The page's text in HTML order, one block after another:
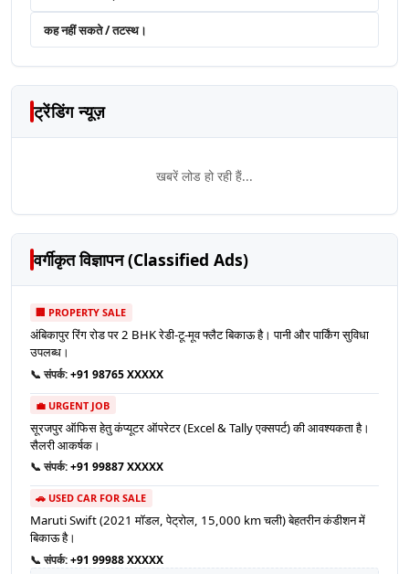
कह नहीं सकते / तटस्थ।
ट्रेंडिंग न्यूज़
खबरें लोड हो रही हैं...
वर्गीकृत विज्ञापन (Classified Ads)
🏢 PROPERTY SALE
अंबिकापुर रिंग रोड पर 2 BHK रेडी-टू-मूव फ्लैट बिकाऊ है। पानी और पार्किंग सुविधा
उपलब्ध।
📞 संपर्क:+91 98765 XXXXX
💼 URGENT JOB
सूरजपुर ऑफिस हेतु कंप्यूटर ऑपरेटर (Excel & Tally एक्सपर्ट) की आवश्यकता है।
सैलरी आकर्षक।
📞 संपर्क:+91 99887 XXXXX
🚗 USED CAR FOR SALE
Maruti Swift (2021 मॉडल, पेट्रोल, 15,000 km चली) बेहतरीन कंडीशन में
बिकाऊ है।
📞 संपर्क:+91 99988 XXXXX